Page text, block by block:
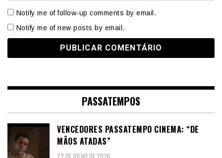
Notify me of follow-up comments by email.
Notify me of new posts by email.
PASSATEMPOS
VENCEDORES PASSATEMPO CINEMA: “DE
MÃOS ATADAS”